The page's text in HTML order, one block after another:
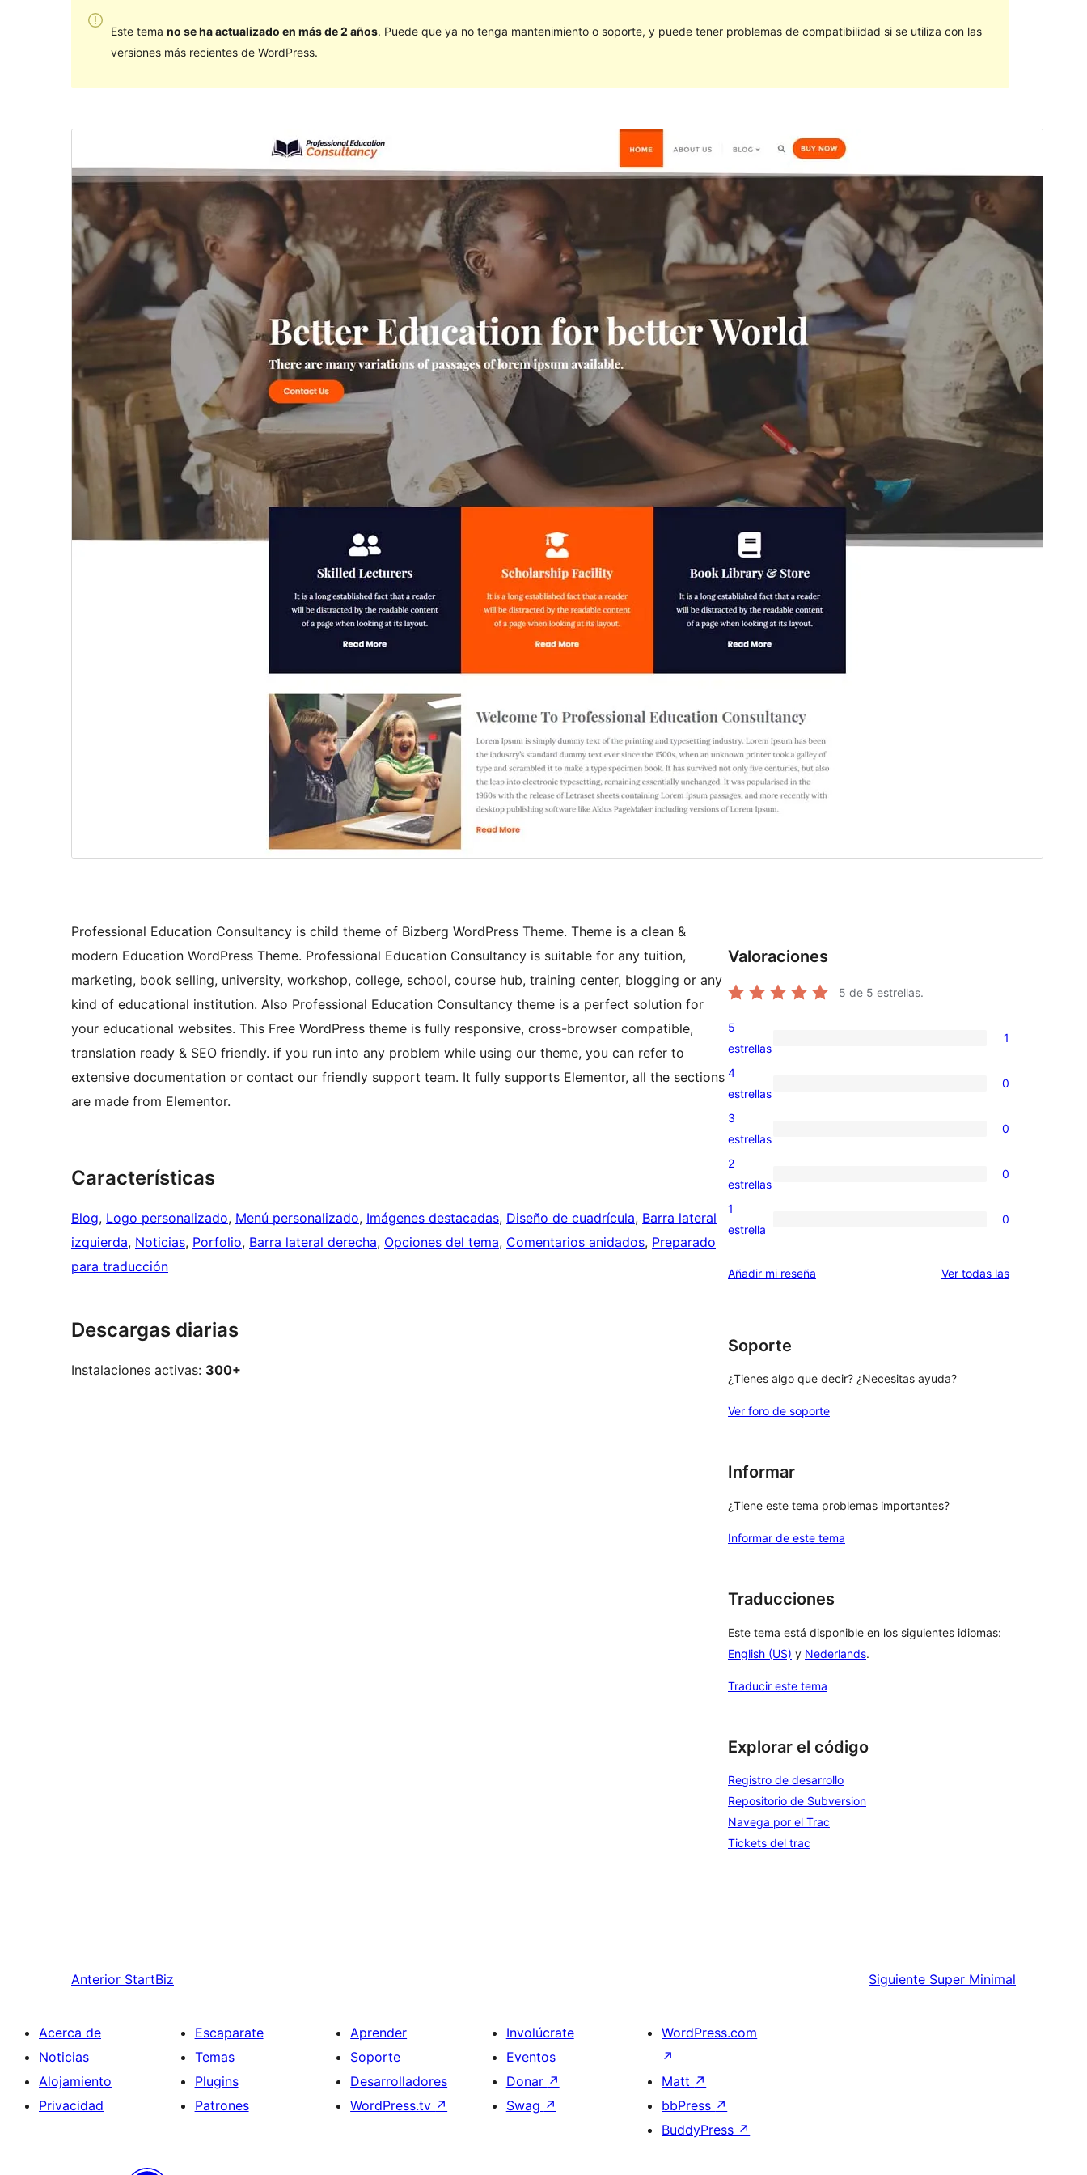
Este tema no se ha actualizado en más de 2 años. Puede que ya no tenga mantenimiento o soporte, y puede tener problemas de compatibilidad si se utiliza con las
versiones más recientes de WordPress.
Vista previaDescargar
Este es un tema hijo de Bizberg .
Versión
1.0
Última actualización
22 de noviembre de 2023
Instalaciones activas
300+
Versión de PHP
Página de inicio del tema
Professional Education Consultancy is child theme of Bizberg WordPress Theme. Theme is a clean &
modern Education WordPress Theme. Professional Education Consultancy is suitable for any tuition,
marketing, book selling, university, workshop, college, school, course hub, training center, blogging or any
kind of educational institution. Also Professional Education Consultancy theme is a perfect solution for
your educational websites. This Free WordPress theme is fully responsive, cross-browser compatible,
translation ready & SEO friendly. if you run into any problem while using our theme, you can refer to
extensive documentation or contact our friendly support team. It fully supports Elementor, all the sections
are made from Elementor.
Características
Blog, Logo personalizado, Menú personalizado, Imágenes destacadas, Diseño de cuadrícula, Barra lateral
izquierda, Noticias, Porfolio, Barra lateral derecha, Opciones del tema, Comentarios anidados, Preparado
para traducción
Descargas diarias
Instalaciones activas: 300+
Valoraciones
5 de 5 estrellas.
1
valoración
de
5
estrellas
1
0
valoraciones
de
4
estrellas
0
0
valoraciones
de
3
estrellas
0
0
valoraciones
de
estrellas
2
estrellas
0
0
de
1
estrella
0
Añadir mi reseña Ver todas lasvaloraciones
Soporte
¿Tienes algo que decir? ¿Necesitas ayuda?
Ver foro de soporte
Informar
¿Tiene este tema problemas importantes?
Informar de este tema
Traducciones
Este tema está disponible en los siguientes idiomas:
English (US) y Nederlands.
Traducir este tema
Explorar el código
Registro de desarrollo
Repositorio de Subversion
Navega por el Trac
Tickets del trac
Anterior StartBiz Siguiente Super Minimal
Acerca de
Noticias
Alojamiento
Privacidad
Escaparate
Temas
Plugins
Patrones
Aprender
Soporte
Desarrolladores
WordPress.tv ↗
Involúcrate
Eventos
Donar ↗
Swag ↗
WordPress.com
↗
Matt ↗
bbPress ↗
BuddyPress ↗